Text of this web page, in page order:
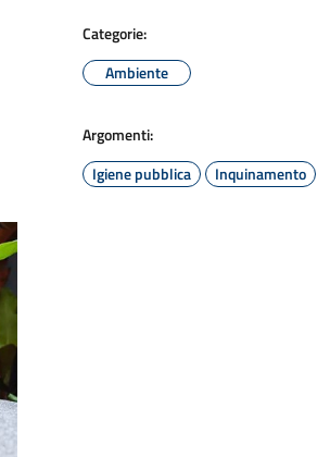
Categorie:
Ambiente
Argomenti:
Igiene pubblica
Inquinamento